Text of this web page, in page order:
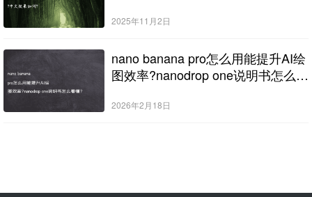
2025年11月2日
nano banana pro怎么用能提升AI绘
图效率?nanodrop one说明书怎么看
2026年2月18日